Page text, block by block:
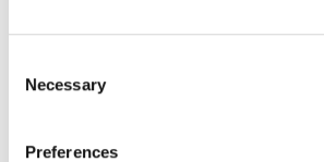
Selection
Necessary
Preferences
Häufig gestellte
1. Welches Mindestkapital ist für
einer GmbH in Zürich erforderlich?
Für die Gründung einer GmbH in